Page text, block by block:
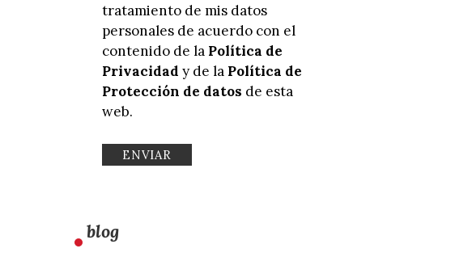
tratamiento de mis datos
personales de acuerdo con el
contenido de la Política de
Privacidad y de la Política de
Protección de datos de esta
web.
blog